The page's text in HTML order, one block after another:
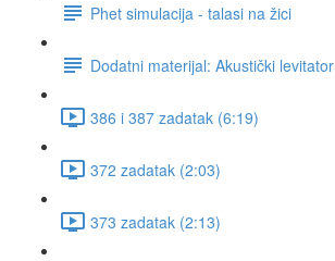
Phet simulacija - talasi na žici
Dodatni materijal: Akustički levitator
386 i 387 zadatak (6:19)
372 zadatak (2:03)
373 zadatak (2:13)